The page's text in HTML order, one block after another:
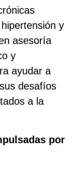
y
asesoría
y
ayudar a
desafíos
a la
por